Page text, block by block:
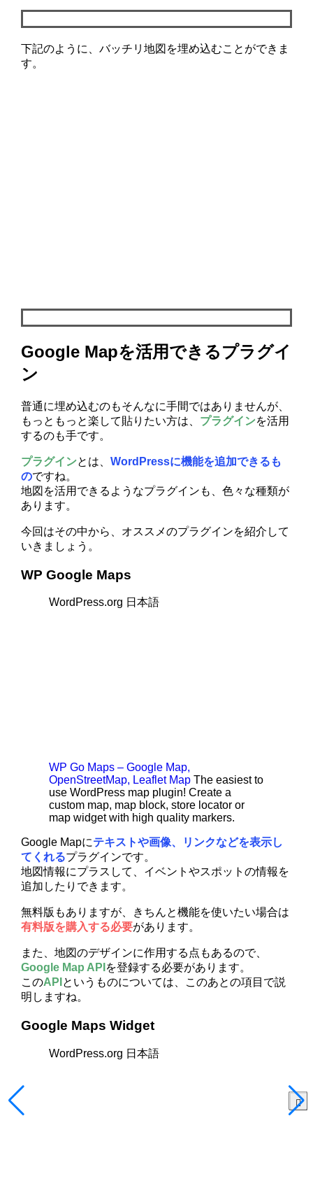
下記のように、バッチリ地図を埋め込むことができま
す。
Google Mapを活用できるプラグイ
ン
普通に埋め込むのもそんなに手間ではありませんが、
もっともっと楽して貼りたい方は、 プラグインを活用
するのも手です。
プラグインとは、WordPressに機能を追加できるも
のですね。
地図を活用できるようなプラグインも、色々な種類が
あります。
今回はその中から、オススメのプラグインを紹介して
いきましょう。
WP Google Maps
WordPress.org 日本語
WP Go Maps – Google Map,
OpenStreetMap, Leaflet Map The easiest to
use WordPress map plugin! Create a
custom map, map block, store locator or
map widget with high quality markers.
Google Mapにテキストや画像、リンクなどを表示し
てくれるプラグインです。
地図情報にプラスして、イベントやスポットの情報を
追加したりできます。
無料版もありますが、きちんと機能を使いたい場合は
有料版を購入する必要があります。
また、地図のデザインに作用する点もあるので、
Google Map API を登録する必要があります。
このAPI というものについては、このあとの項目で説
明しますね。
Google Maps Widget
WordPress.org 日本語